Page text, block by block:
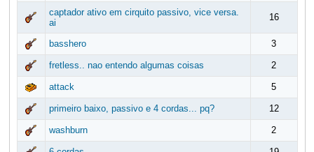
captador ativo em cirquito passivo, vice versa.
ai
16
basshero 3
fretless.. nao entendo algumas coisas 2
attack 5
primeiro baixo, passivo e 4 cordas... pq? 12
washburn 2